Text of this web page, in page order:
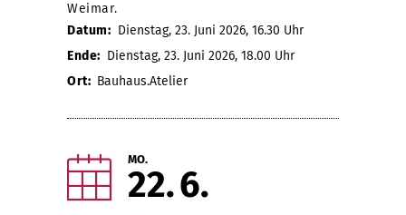
Weimar.
Datum: Dienstag, 23. Juni 2026, 16.30 Uhr
Ende: Dienstag, 23. Juni 2026, 18.00 Uhr
Ort: Bauhaus.Atelier
MO.
22 6